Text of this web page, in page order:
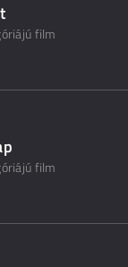
film
film